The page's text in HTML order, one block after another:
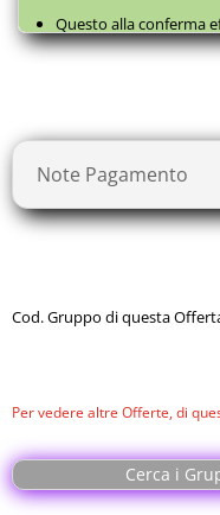
Questo alla conferma
con il fornitore,
Note Pagamento
Cod. Gruppo di questa
Per vedere altre Offerte, di
Cerca i